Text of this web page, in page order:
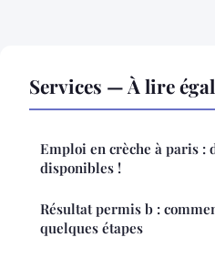
Services — À lire
Emploi en crèche à paris :
disponibles !
Résultat permis b :
quelques étapes